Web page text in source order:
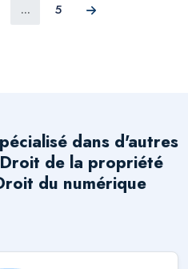
... 5 Suivant
dans d'autres
Droit de la propriété
du numérique